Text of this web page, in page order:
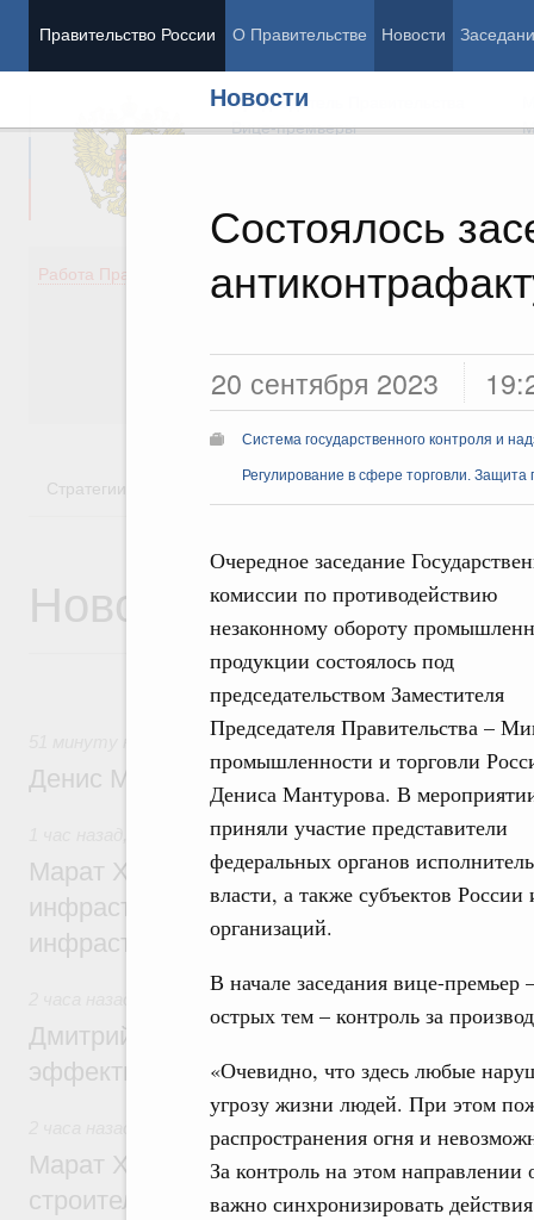
Правительство России О Правительстве Новости
Новости
Состоялось
20 сентября 2023
Система государственного контроля и
Регулирование в сфере торговли. Защита
Очередное заседание
комиссии по противодействию
незаконному обороту
продукции состоялось под
председательством Заместителя
Председателя Правительства –
промышленности и торговли
Дениса Мантурова. В
приняли участие представители
федеральных органов
власти, а также субъектов России
организаций.
В начале заседания вице-
острых тем – контроль за
«Очевидно, что здесь любые
угрозу жизни людей. При этом
распространения огня и
За контроль на этом направлении
важно синхронизировать
Председатель Правительства
Вице-премьеры
Работа Правительства
Демография
Здоровье
Общество
Государство
Стратегии Государственные программы
Новости
Общие вопросы промышленной политики
Денис Мантуров посетил Ярославскую
Бюджеты субъектов Федерации.
Марат Хуснуллин: 15 объектов
инфраструктуры построили и обновили
инфраструктурным кредитам
Развитие сельских территорий
Дмитрий Патрушев: Синхронизация
эффективность поддержки сельских
Марат Хуснуллин: «Единый заказчик»
строительство и реконструкцию более